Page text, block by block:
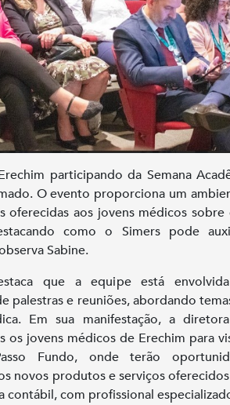
participando da Semana
O evento proporciona um
oferecidas aos jovens médicos
como o Simers pode
Sabine.
que a equipe está
palestras e reuniões, abordando
Em sua manifestação, a
os jovens médicos de Erechim para
Fundo, onde terão
novos produtos e serviços
contábil, com profissional